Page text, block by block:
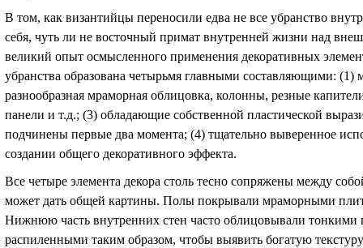
В том, как византийцы переносили едва не все убранство
себя, чуть ли не восточный примат внутренней жизни над
великий опыт осмысленного применения декоративных
убранства образована четырьмя главными составляющими:
разнообразная мраморная облицовка, колонны, резные
панели и т.д.; (3) обладающие собственной пластической
подчинены первые два момента; (4) тщательно выверенное
создании общего декоративного эффекта.
Все четыре элемента декора столь тесно сопряжены между
может дать общей картины. Полы покрывали мраморными
Нижнюю часть внутренних стен часто облицовывали тонкими
распиленными таким образом, чтобы выявить богатую